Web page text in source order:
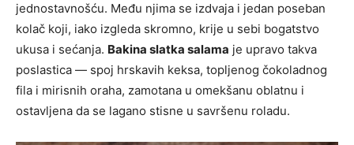
jednostavnošću. Među njima se izdvaja i jedan poseban
kolač koji, iako izgleda skromno, krije u sebi bogatstvo
ukusa i sećanja. Bakina slatka salama je upravo takva
poslastica — spoj hrskavih keksa, topljenog čokoladnog
fila i mirisnih oraha, zamotana u omekšanu oblatnu i
ostavljena da se lagano stisne u savršenu roladu.